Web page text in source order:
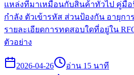
แหล่งที่มาเหมือนกับสินค้าทั่วไป คู่มือ
กำลัง ตัวเข้ารหัส ส่วนป้องกัน อายุก
รายละเอียดการทดสอบใดที่อยู่ใน
ตัวอย่าง
2026-04-26
อ่าน 15 นาที